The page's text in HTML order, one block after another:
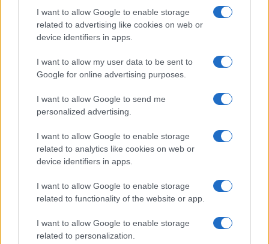
I want to allow Google to enable storage
related to advertising like cookies on web or
device identifiers in apps.
I want to allow my user data to be sent to
Google for online advertising purposes.
I want to allow Google to send me
personalized advertising.
I want to allow Google to enable storage
related to analytics like cookies on web or
device identifiers in apps.
I want to allow Google to enable storage
related to functionality of the website or app.
I want to allow Google to enable storage
related to personalization.
Europei Under 16: l’Italia perde contro la Lettonia
nella prima partita
Andrea Conforti · 7 Ago 2026
BASKET